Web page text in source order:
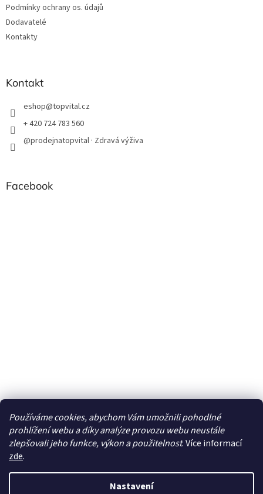
Používáme cookies, abychom Vám umožnili pohodlné
prohlížení webu a díky analýze provozu webu neustále
zlepšovali jeho funkce, výkon a použitelnost. Více informací
zde.
Nastavení
Podmínky ochrany os. údajů
Dodavatelé
Kontakty
Kontakt
eshop@topvital.cz
+ 420 724 783 560
@prodejnatopvital · Zdravá výživa
Facebook